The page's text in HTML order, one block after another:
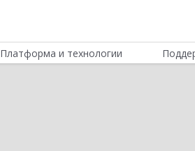
Платформа и технологии